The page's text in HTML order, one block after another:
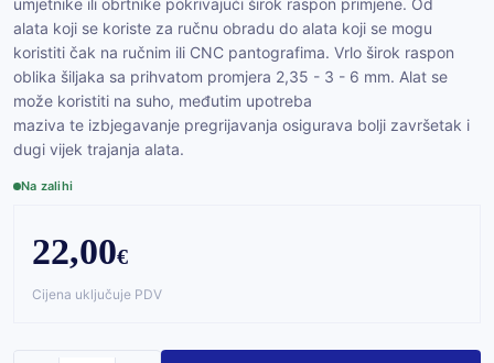
alata koji se koriste za ručnu obradu do alata koji se mogu
koristiti čak na ručnim ili CNC pantografima. Vrlo širok raspon
oblika šiljaka sa prihvatom promjera 2,35 - 3 - 6 mm. Alat se
može koristiti na suho, međutim upotreba
maziva te izbjegavanje pregrijavanja osigurava bolji završetak i
dugi vijek trajanja alata.
Na zalihi
22,00€
Cijena uključuje PDV